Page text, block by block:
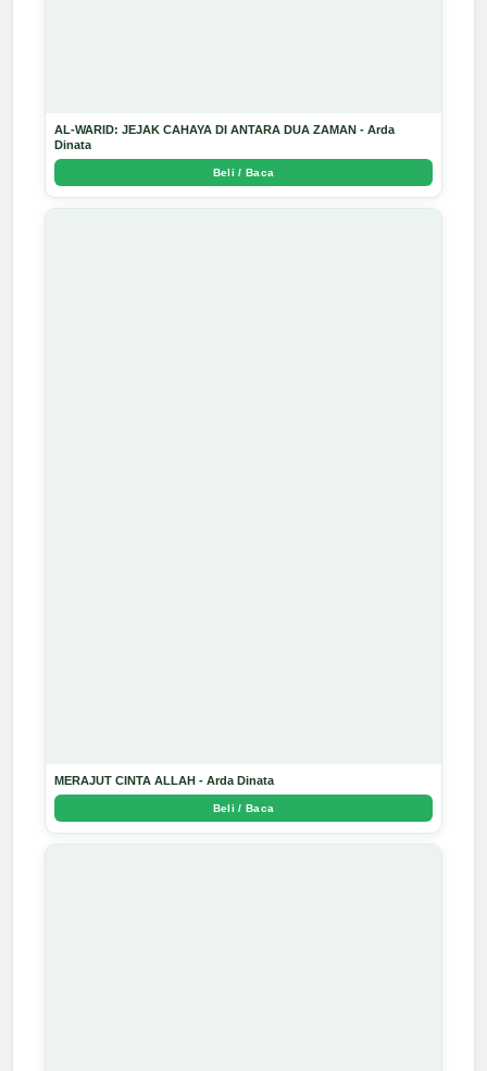
AL-WARID: JEJAK CAHAYA DI ANTARA DUA ZAMAN - Arda
Dinata
Beli / Baca
MERAJUT CINTA ALLAH - Arda Dinata
Beli / Baca